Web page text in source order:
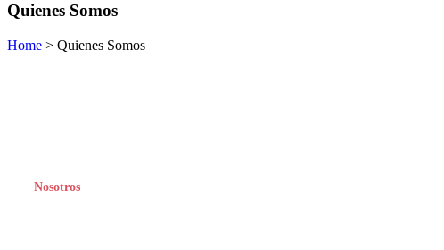
Quienes Somos
Home > Quienes Somos
Nosotros